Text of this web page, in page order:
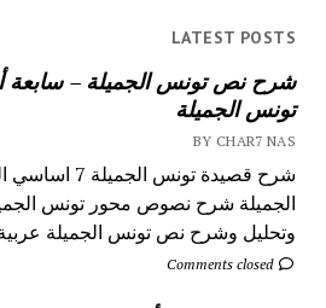
LATEST POSTS
شرح نص تونس الجميلة – سابعة
تونس الجميلة
BY CHAR7 NAS
وتحليل وشرح نص تونس الجميلة
Comments closed